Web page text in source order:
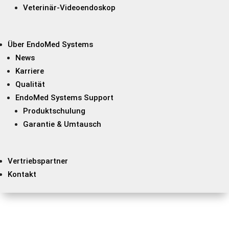
Veterinär-Videoendoskop
Über EndoMed Systems
News
Karriere
Qualität
EndoMed Systems Support
Produktschulung
Garantie & Umtausch
Vertriebspartner
Kontakt